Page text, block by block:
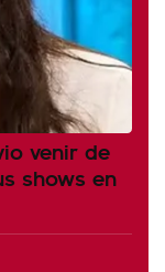
venir de
shows en